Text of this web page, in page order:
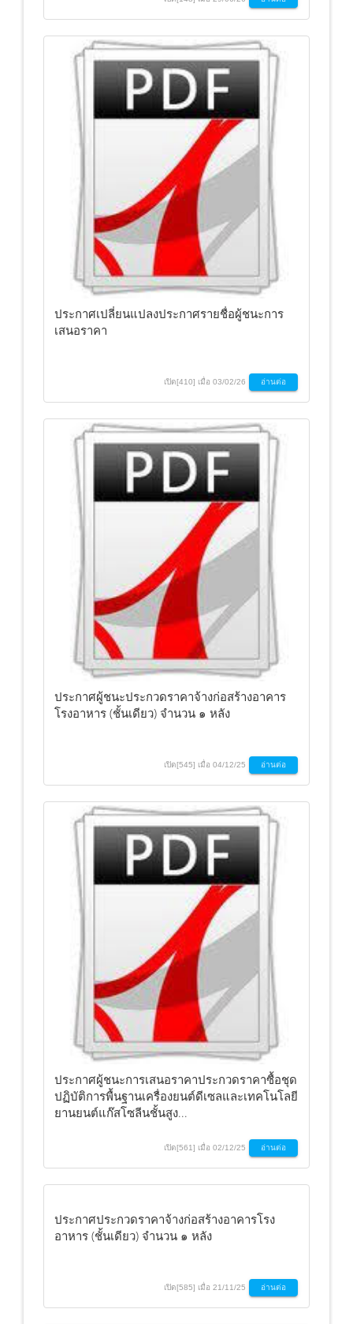
ประกาศเปลี่ยนแปลงประกาศรายชื่อผู้ชนะการ
เสนอราคา
เปิด[410] เมื่อ 03/02/26 อ่านต่อ
ประกาศผู้ชนะประกวดราคาจ้างก่อสร้างอาคาร
โรงอาหาร (ชั้นเดียว) จำนวน ๑ หลัง
เปิด[545] เมื่อ 04/12/25 อ่านต่อ
ประกาศผู้ชนะการเสนอราคาประกวดราคาซื้อชุด
ปฏิบัติการพื้นฐานเครื่องยนต์ดีเซลและเทคโนโลยี
ยานยนต์แก๊สโซลีนชั้นสูง...
เปิด[561] เมื่อ 02/12/25 อ่านต่อ
ประกาศประกวดราคาจ้างก่อสร้างอาคารโรง
อาหาร (ชั้นเดียว) จำนวน ๑ หลัง
เปิด[585] เมื่อ 21/11/25 อ่านต่อ